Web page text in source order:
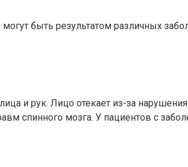
быть результатом различных
и рук. Лицо отекает из-за
спинного мозга. У пациентов с